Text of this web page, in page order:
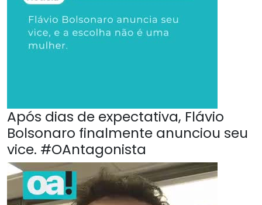
Após dias de expectativa, Flávio
Bolsonaro finalmente anunciou seu
vice. #OAntagonista